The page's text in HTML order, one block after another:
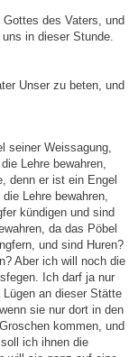
des Vaters, und
in dieser Stunde.
Unser zu beten, und
seiner Weissagung,
Lehre bewahren,
denn er ist ein Engel
Lehre bewahren,
kündigen und sind
da das Pöbel
und sind Huren?
Aber ich will noch die
Ich darf ja nur
an dieser Stätte
sie nur dort in den
kommen, und
ich ihnen die